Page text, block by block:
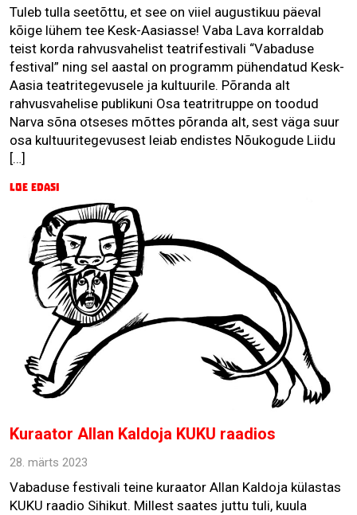
Tuleb tulla seetõttu, et see on viiel augustikuu päeval
kõige lühem tee Kesk-Aasiasse! Vaba Lava korraldab
teist korda rahvusvahelist teatrifestivali “Vabaduse
festival” ning sel aastal on programm pühendatud Kesk-
Aasia teatritegevusele ja kultuurile. Põranda alt
rahvusvahelise publikuni Osa teatritruppe on toodud
Narva sõna otseses mõttes põranda alt, sest väga suur
osa kultuuritegevusest leiab endistes Nõukogude Liidu
[…]
Loe edasi
Kuraator Allan Kaldoja KUKU raadios
28. märts 2023
Vabaduse festivali teine kuraator Allan Kaldoja külastas
KUKU raadio Sihikut. Millest saates juttu tuli, kuula